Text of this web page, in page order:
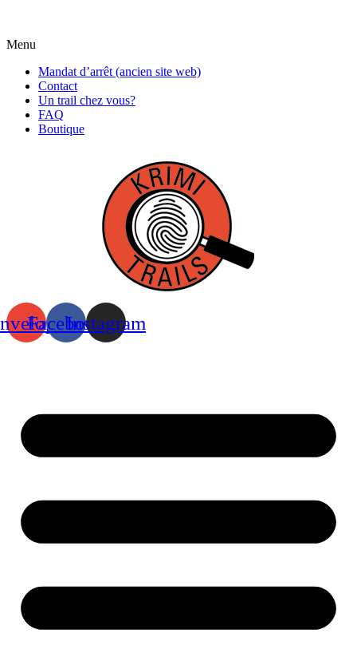
Menu
Mandat d’arrêt (ancien site web)
Contact
Un trail chez vous?
FAQ
Boutique
FacebookInstagram